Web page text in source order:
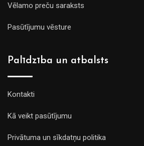
Vēlamo preču saraksts
Pasūtījumu vēsture
Palīdzība un atbalsts
Kontakti
Kā veikt pasūtījumu
Privātuma un sīkdatņu politika